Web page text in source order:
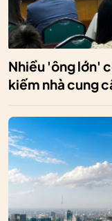
Nhiều 'ông lớn'
kiếm nhà cung